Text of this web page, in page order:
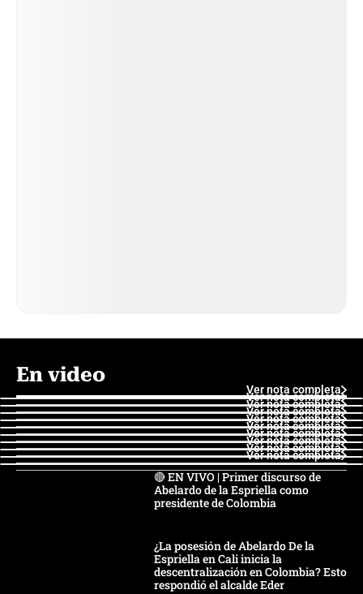
En video
Ver nota completa
Ver nota completa
Ver nota completa
Ver nota completa
Ver nota completa
Ver nota completa
Ver nota completa
Ver nota completa
Ver nota completa
Ver nota completa
🔴 EN VIVO | Primer discurso de
Abelardo de la Espriella como
presidente de Colombia
¿La posesión de Abelardo De la
Espriella en Cali inicia la
descentralización en Colombia? Esto
respondió el alcalde Eder